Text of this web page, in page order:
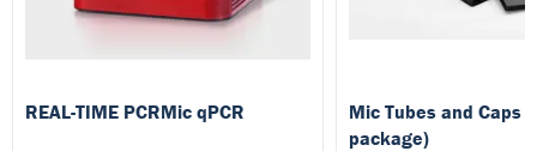
REAL-TIME PCRMic qPCR
Mic Tubes and Caps
package)